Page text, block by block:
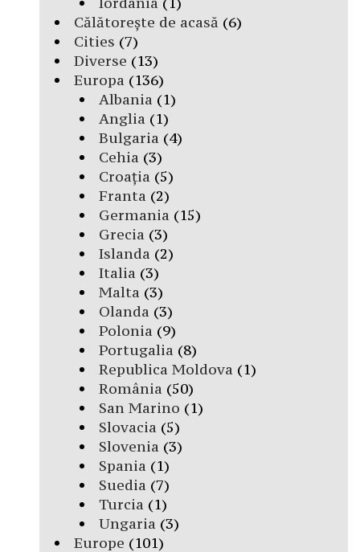
Călătorește de acasă (6)
Cities (7)
Diverse (13)
Europa (136)
Albania (1)
Anglia (1)
Bulgaria (4)
Cehia (3)
Croația (5)
Franta (2)
Germania (15)
Grecia (3)
Islanda (2)
Italia (3)
Malta (3)
Olanda (3)
Polonia (9)
Portugalia (8)
Republica Moldova (1)
România (50)
San Marino (1)
Slovacia (5)
Slovenia (3)
Spania (1)
Suedia (7)
Turcia (1)
Ungaria (3)
Europe (101)